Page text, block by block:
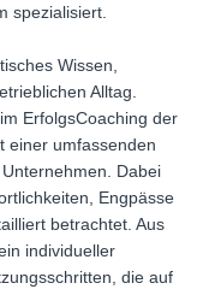
spezialisiert.
Wissen,
Alltag.
ErfolgsCoaching der
einer umfassenden
Dabei
Engpässe
betrachtet. Aus
individueller
die auf